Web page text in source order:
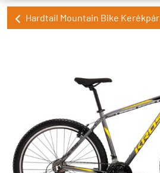
Hardtail Mountain Bike Kerékpár